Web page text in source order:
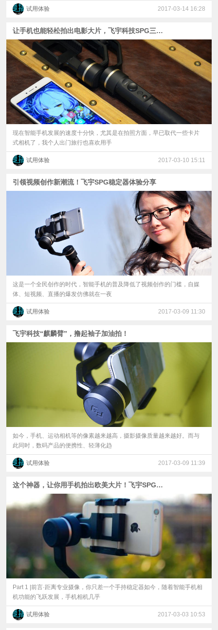
试用体验 2017-03-14 16:28
让手机也能轻松拍出电影大片，飞宇科技SPG三轴稳定器体验！
现在智能手机发展的速度十分快，尤其是在拍照方面，早已取代一些卡片
式相机了，我个人出门旅行也喜欢用手
试用体验 2017-03-10 15:11
引领视频创作新潮流！飞宇SPG稳定器体验分享
这是一个全民创作的时代，智能手机的普及降低了视频创作的门槛，自媒
体、短视频、直播的爆发仿佛就在一夜
试用体验 2017-03-09 11:30
飞宇科技“麒麟臂”，撸起袖子加油拍！
如今，手机、运动相机等的像素越来越高，摄影摄像质量越来越好。而与
此同时，数码产品的便携性、轻薄化趋
试用体验 2017-03-09 11:39
这个神器，让你用手机拍出欧美大片！飞宇SPG手持云台评测
Part 1 |前言·距离专业摄像，你只差一个手持稳定器如今，随着智能手机相
机功能的飞跃发展，手机相机几乎
试用体验 2017-03-03 10:53